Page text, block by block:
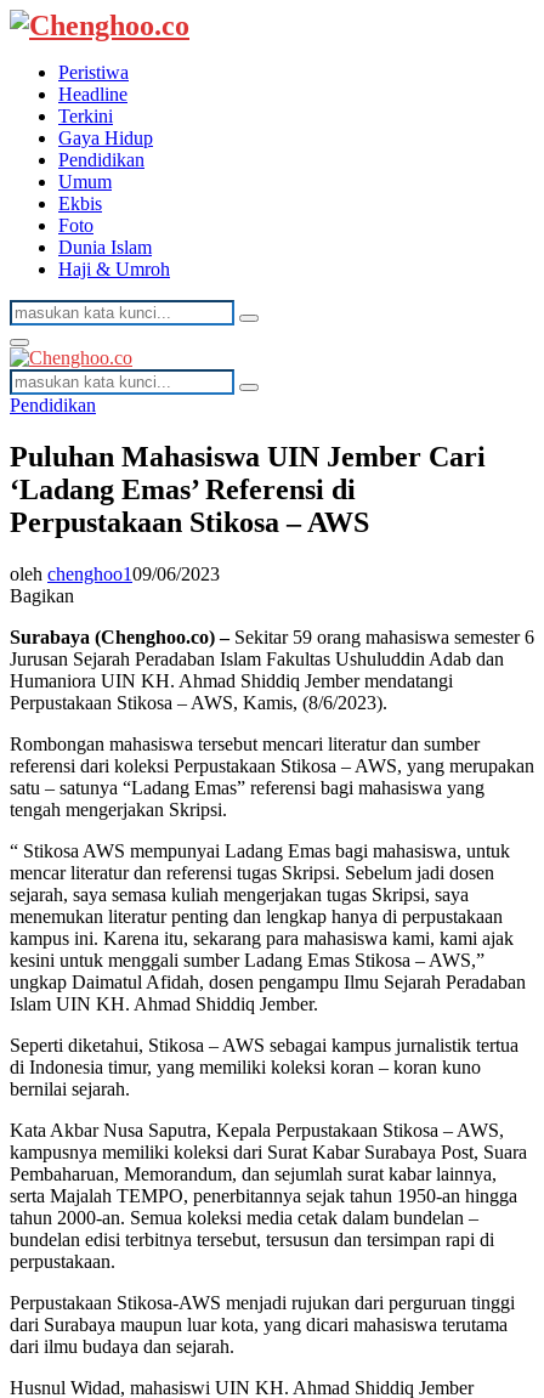
Peristiwa
Headline
Terkini
Gaya Hidup
Pendidikan
Umum
Ekbis
Foto
Dunia Islam
Haji & Umroh
Search
for:
Search
Facebook
Twitter
Youtube
Primary
Menu
Search
for:
Search
Pendidikan
Puluhan Mahasiswa UIN Jember Cari
‘Ladang Emas’ Referensi di
Perpustakaan Stikosa – AWS
oleh chenghoo109/06/2023
Bagikan
Surabaya (Chenghoo.co) –Sekitar 59 orang mahasiswa semester 6
Jurusan Sejarah Peradaban Islam Fakultas Ushuluddin Adab dan
Humaniora UIN KH. Ahmad Shiddiq Jember mendatangi
Perpustakaan Stikosa – AWS, Kamis, (8/6/2023).
Rombongan mahasiswa tersebut mencari literatur dan sumber
referensi dari koleksi Perpustakaan Stikosa – AWS, yang merupakan
satu – satunya “Ladang Emas” referensi bagi mahasiswa yang
tengah mengerjakan Skripsi.
“ Stikosa AWS mempunyai Ladang Emas bagi mahasiswa, untuk
mencar literatur dan referensi tugas Skripsi. Sebelum jadi dosen
sejarah, saya semasa kuliah mengerjakan tugas Skripsi, saya
menemukan literatur penting dan lengkap hanya di perpustakaan
kampus ini. Karena itu, sekarang para mahasiswa kami, kami ajak
kesini untuk menggali sumber Ladang Emas Stikosa – AWS,”
ungkap Daimatul Afidah, dosen pengampu Ilmu Sejarah Peradaban
Islam UIN KH. Ahmad Shiddiq Jember.
Seperti diketahui, Stikosa – AWS sebagai kampus jurnalistik tertua
di Indonesia timur, yang memiliki koleksi koran – koran kuno
bernilai sejarah.
Kata Akbar Nusa Saputra, Kepala Perpustakaan Stikosa – AWS,
kampusnya memiliki koleksi dari Surat Kabar Surabaya Post, Suara
Pembaharuan, Memorandum, dan sejumlah surat kabar lainnya,
serta Majalah TEMPO, penerbitannya sejak tahun 1950-an hingga
tahun 2000-an. Semua koleksi media cetak dalam bundelan –
bundelan edisi terbitnya tersebut, tersusun dan tersimpan rapi di
perpustakaan.
Perpustakaan Stikosa-AWS menjadi rujukan dari perguruan tinggi
dari Surabaya maupun luar kota, yang dicari mahasiswa terutama
dari ilmu budaya dan sejarah.
Husnul Widad, mahasiswi UIN KH. Ahmad Shiddiq Jember